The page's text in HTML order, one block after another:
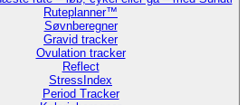
Ruteplanner™
Søvnberegner
Gravid tracker
Ovulation tracker
Reflect
StressIndex
Period Tracker